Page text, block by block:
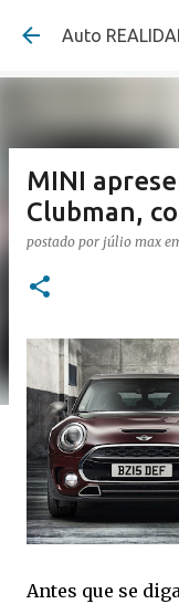
Pular
Auto
MINI
Clubman,
postado por júlio max
Antes que se